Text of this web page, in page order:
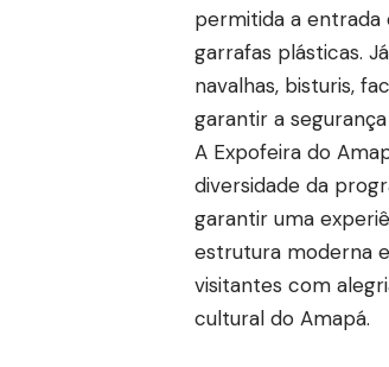
permitida a entrada
garrafas plásticas.
navalhas, bisturis,
garantir a
A Expofeira do
diversidade da
garantir uma
estrutura moderna
visitantes com
cultural do Amapá.